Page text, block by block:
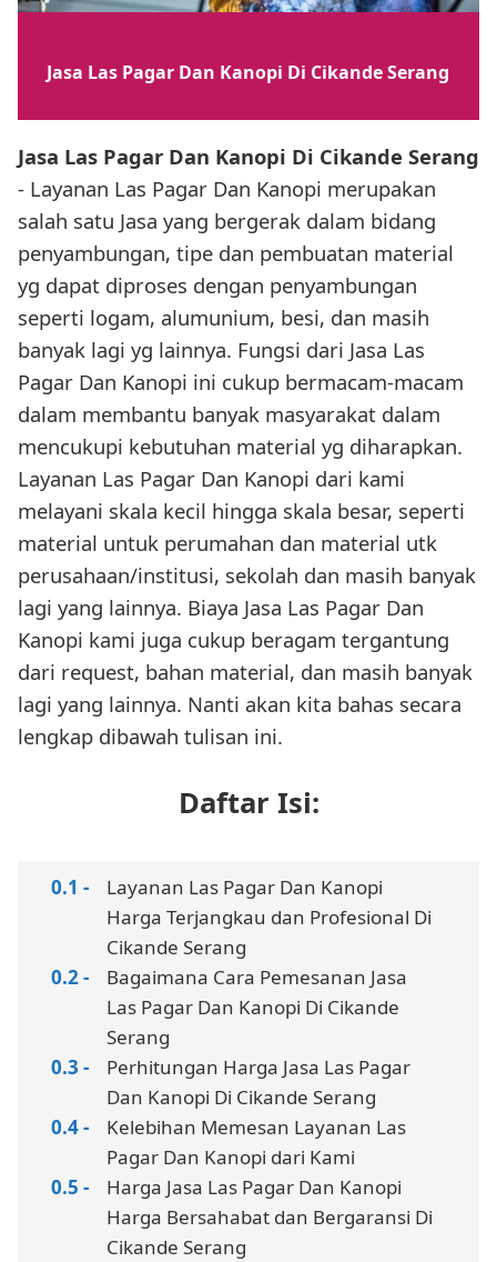
Jasa Las Pagar Dan Kanopi Di Cikande Serang
Jasa Las Pagar Dan Kanopi Di Cikande Serang
- Layanan Las Pagar Dan Kanopi merupakan
salah satu Jasa yang bergerak dalam bidang
penyambungan, tipe dan pembuatan material
yg dapat diproses dengan penyambungan
seperti logam, alumunium, besi, dan masih
banyak lagi yg lainnya. Fungsi dari Jasa Las
Pagar Dan Kanopi ini cukup bermacam-macam
dalam membantu banyak masyarakat dalam
mencukupi kebutuhan material yg diharapkan.
Layanan Las Pagar Dan Kanopi dari kami
melayani skala kecil hingga skala besar, seperti
material untuk perumahan dan material utk
perusahaan/institusi, sekolah dan masih banyak
lagi yang lainnya. Biaya Jasa Las Pagar Dan
Kanopi kami juga cukup beragam tergantung
dari request, bahan material, dan masih banyak
lagi yang lainnya. Nanti akan kita bahas secara
lengkap dibawah tulisan ini.
Daftar Isi:
Layanan Las Pagar Dan Kanopi
Harga Terjangkau dan Profesional Di
Cikande Serang
Bagaimana Cara Pemesanan Jasa
Las Pagar Dan Kanopi Di Cikande
Serang
Perhitungan Harga Jasa Las Pagar
Dan Kanopi Di Cikande Serang
Kelebihan Memesan Layanan Las
Pagar Dan Kanopi dari Kami
Harga Jasa Las Pagar Dan Kanopi
Harga Bersahabat dan Bergaransi Di
Cikande Serang